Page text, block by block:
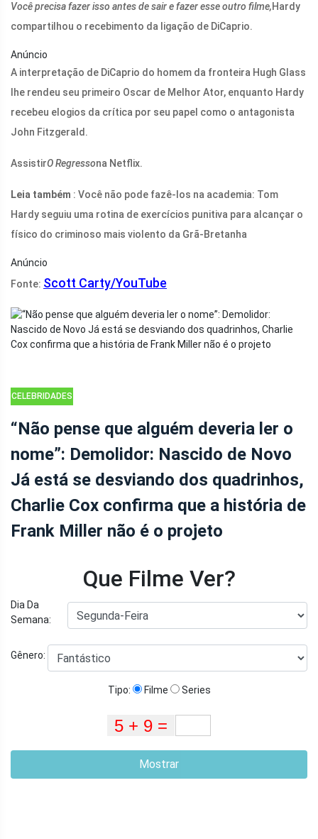
Você precisa fazer isso antes de sair e fazer esse outro filme,Hardy
compartilhou o recebimento da ligação de DiCaprio.
Anúncio
A interpretação de DiCaprio do homem da fronteira Hugh Glass
lhe rendeu seu primeiro Oscar de Melhor Ator, enquanto Hardy
recebeu elogios da crítica por seu papel como o antagonista
John Fitzgerald.
AssistirO Regressona Netflix.
Leia também : Você não pode fazê-los na academia: Tom
Hardy seguiu uma rotina de exercícios punitiva para alcançar o
físico do criminoso mais violento da Grã-Bretanha
Anúncio
Fonte: Scott Carty/YouTube
CELEBRIDADES
“Não pense que alguém deveria ler o
nome”: Demolidor: Nascido de Novo
Já está se desviando dos quadrinhos,
Charlie Cox confirma que a história de
Frank Miller não é o projeto
Que Filme Ver?
Dia Da
Semana:
Gênero:
Tipo: Filme Series
Mostrar